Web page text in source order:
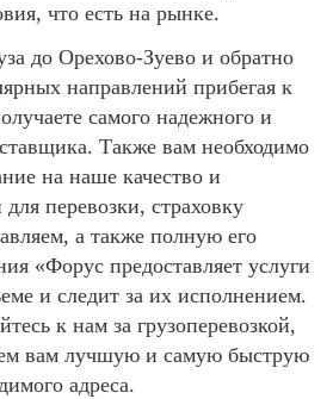
что есть на рынке.
до Орехово-Зуево и обратно
направлений прибегая к
самого надежного и
Также вам необходимо
на наше качество и
перевозки, страховку
а также полную его
«Форус предоставляет услуги
и следит за их исполнением.
к нам за грузоперевозкой,
вам лучшую и самую быструю
адреса.